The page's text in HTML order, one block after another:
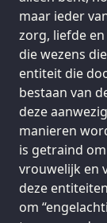
maar ieder
zorg, liefde
die wezens
entiteit die
bestaan van
deze
manieren
is getraind
vrouwelijk en
deze
om